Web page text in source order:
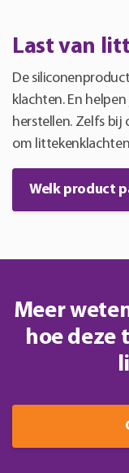
Last van
De
klachten. En
herstellen. Zelfs bij
om
Welk product
Meer
hoe deze